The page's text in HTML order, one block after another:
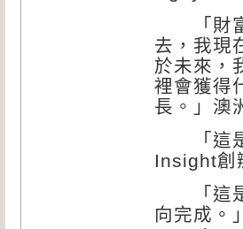
「財富
去，我現
於未來，
裡會獲得
長。」澳
「這是
Insight創
「這是
向完成。